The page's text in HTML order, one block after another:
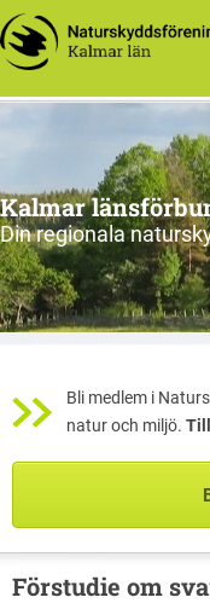
Kalmar
Din regionala
Bli medlem i
natur och miljö.
Förstudie om